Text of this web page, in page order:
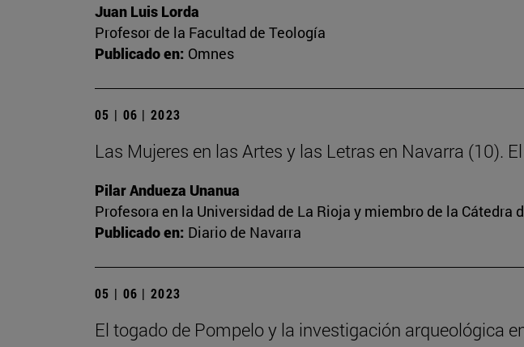
Juan Luis Lorda
Profesor de la Facultad de Teología
Publicado en: Omnes
05 | 06 | 2023
Las Mujeres en las Artes y las Letras en Navarra (10).
Pilar Andueza Unanua
Profesora en la Universidad de La Rioja y miembro de la Cátedra
Publicado en: Diario de Navarra
05 | 06 | 2023
El togado de Pompelo y la investigación arqueológica